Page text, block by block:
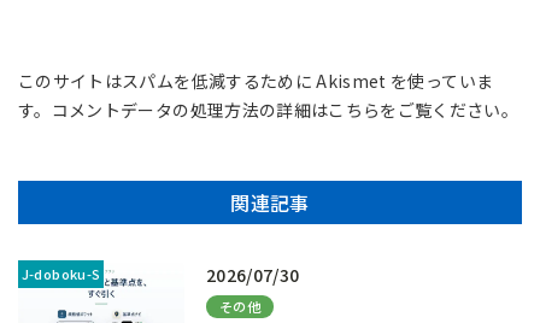
このサイトはスパムを低減するために Akismet を使っていま
す。 コメントデータの処理方法の詳細はこちらをご覧ください。
関連記事
2026/07/30
その他